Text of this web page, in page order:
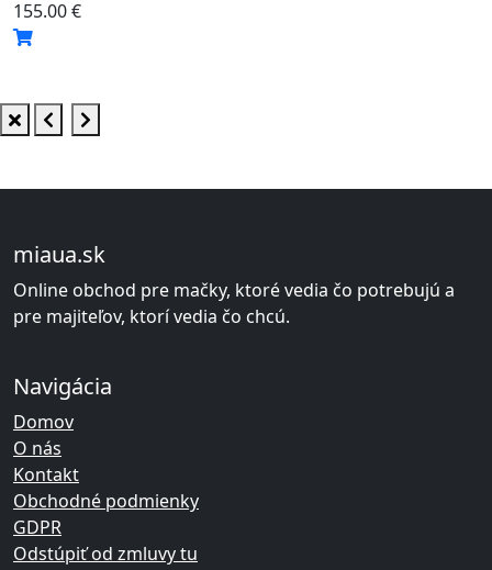
155.00 €
miaua.sk
Online obchod pre mačky, ktoré vedia čo potrebujú a
pre majiteľov, ktorí vedia čo chcú.
Navigácia
Domov
O nás
Kontakt
Obchodné podmienky
GDPR
Odstúpiť od zmluvy tu